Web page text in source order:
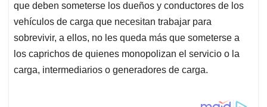
que deben someterse los dueños y conductores de los
vehículos de carga que necesitan trabajar para
sobrevivir, a ellos, no les queda más que someterse a
los caprichos de quienes monopolizan el servicio o la
carga, intermediarios o generadores de carga.